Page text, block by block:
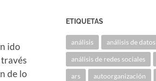
ido
de lo
ETIQUETAS
análisis análisis de datos
análisis de redes sociales
ars autoorganización